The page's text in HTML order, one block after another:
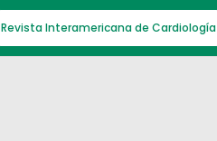
Revista Interamericana de Cardiología